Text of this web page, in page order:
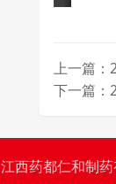
上一篇：
下一篇：
江西药都仁和制